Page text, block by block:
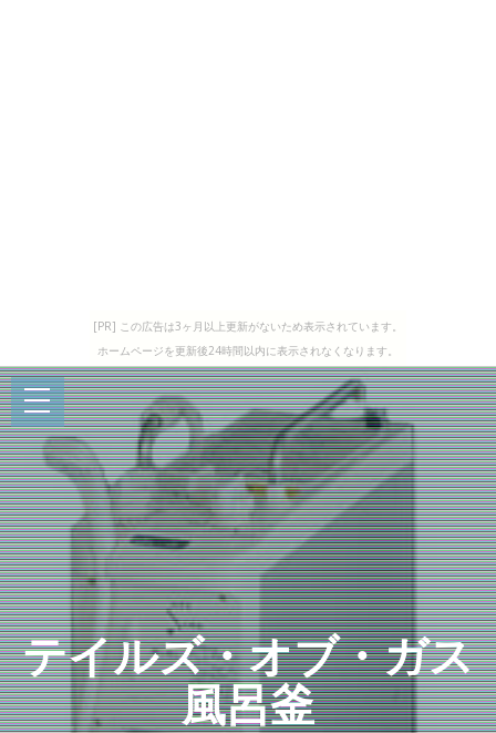
[PR] この広告は3ヶ月以上更新がないため表示されています。
ホームページを更新後24時間以内に表示されなくなります。
テイルズ・オブ・ガス
風呂釜